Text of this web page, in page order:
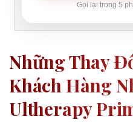
Gọi lại trong 5
Những Thay
Khách Hàng
Ultherapy